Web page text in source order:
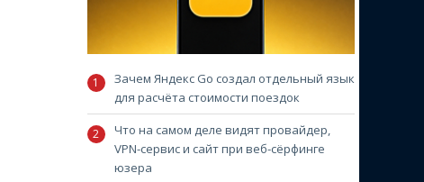
Зачем Яндекс Go создал отдельный язык
для расчёта стоимости поездок
Что на самом деле видят провайдер,
VPN-сервис и сайт при веб-сёрфинге
юзера